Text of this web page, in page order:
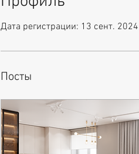
Дата регистрации: 13 сент. 2024
Посты